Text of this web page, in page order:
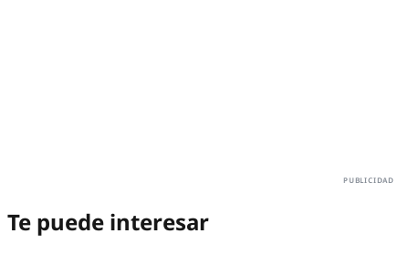
Te puede interesar